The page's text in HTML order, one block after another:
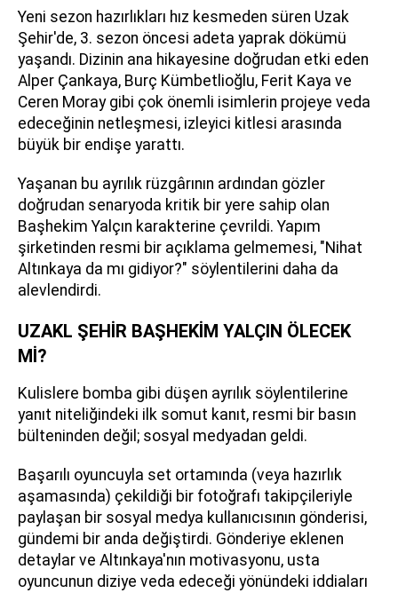
Yeni sezon hazırlıkları hız kesmeden süren Uzak
Şehir'de, 3. sezon öncesi adeta yaprak dökümü
yaşandı. Dizinin ana hikayesine doğrudan etki eden
Alper Çankaya, Burç Kümbetlioğlu, Ferit Kaya ve
Ceren Moray gibi çok önemli isimlerin projeye veda
edeceğinin netleşmesi, izleyici kitlesi arasında
büyük bir endişe yarattı.
Yaşanan bu ayrılık rüzgârının ardından gözler
doğrudan senaryoda kritik bir yere sahip olan
Başhekim Yalçın karakterine çevrildi. Yapım
şirketinden resmi bir açıklama gelmemesi, "Nihat
Altınkaya da mı gidiyor?" söylentilerini daha da
alevlendirdi.
UZAKL ŞEHİR BAŞHEKİM YALÇIN ÖLECEK
Mİ?
Kulislere bomba gibi düşen ayrılık söylentilerine
yanıt niteliğindeki ilk somut kanıt, resmi bir basın
bülteninden değil; sosyal medyadan geldi.
Başarılı oyuncuyla set ortamında (veya hazırlık
aşamasında) çekildiği bir fotoğrafı takipçileriyle
paylaşan bir sosyal medya kullanıcısının gönderisi,
gündemi bir anda değiştirdi. Gönderiye eklenen
detaylar ve Altınkaya'nın motivasyonu, usta
oyuncunun diziye veda edeceği yönündeki iddiaları